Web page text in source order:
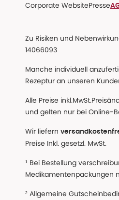
Corporate WebsitePresse
Zu Risiken und
14066093
Manche individuell
Rezeptur an unseren
Alle Preise
und gelten nur bei Online-
Wir liefern
Preise Inkl. gesetzl. MwSt.
¹ Bei Bestellung
Medikamentenpackungen
² Allgemeine